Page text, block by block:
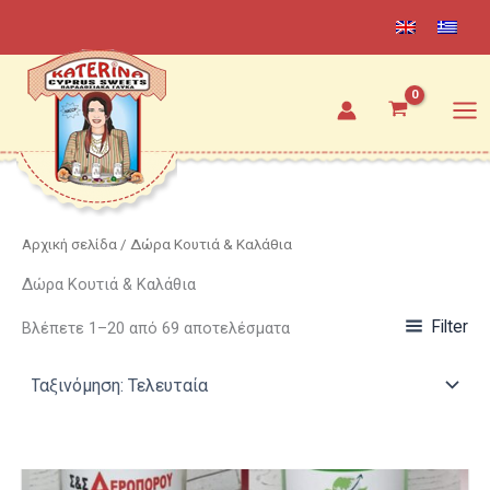
περιεχόμενο
Αρχική σελίδα / Δώρα Κουτιά & Καλάθια
Δώρα Κουτιά & Καλάθια
Βλέπετε 1–20 από 69 αποτελέσματα Filter
Price
Αυτό